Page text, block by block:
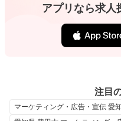
アプリなら求人
注目
マーケティング・広告・宣伝 愛